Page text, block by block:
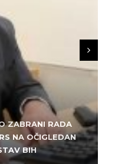
ZABRANI RADA
NA OČIGLEDAN
BIH
NEMA KUD OD
SRPSKE VUČE U
– ČOVJEK OD